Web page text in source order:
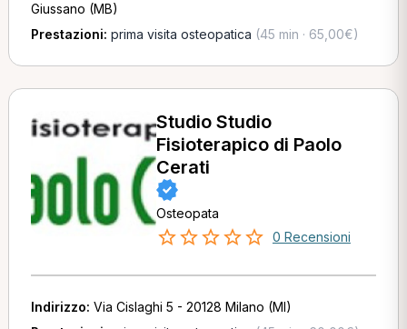
Giussano (MB)
Prestazioni: prima visita osteopatica (45 min · 65,00€)
Studio Studio
Fisioterapico di Paolo
Cerati
Osteopata
0 Recensioni
Indirizzo: Via Cislaghi 5 - 20128 Milano (MI)